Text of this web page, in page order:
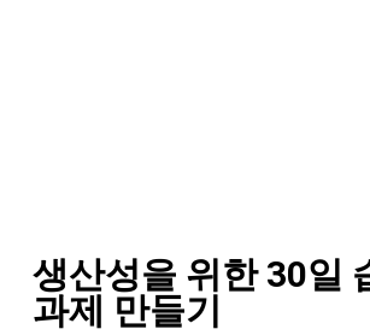
생산성을 위한 30일
과제 만들기